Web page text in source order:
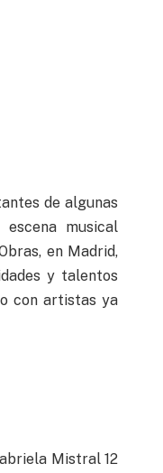
de algunas
musical
en Madrid,
y talentos
con artistas ya
Mistral 12